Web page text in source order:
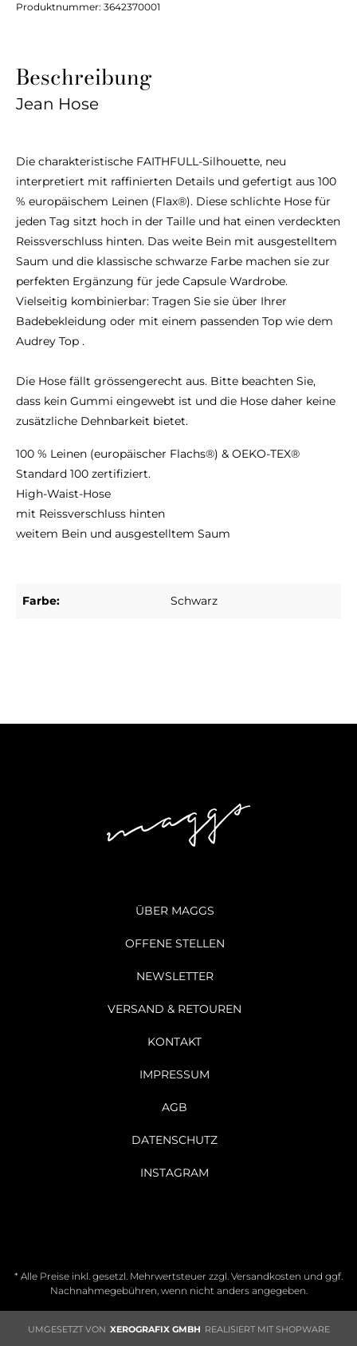
Produktnummer: 3642370001
Beschreibung
Jean Hose
Die charakteristische FAITHFULL-Silhouette, neu
interpretiert mit raffinierten Details und gefertigt aus 100
% europäischem Leinen (Flax®). Diese schlichte Hose für
jeden Tag sitzt hoch in der Taille und hat einen verdeckten
Reissverschluss hinten. Das weite Bein mit ausgestelltem
Saum und die klassische schwarze Farbe machen sie zur
perfekten Ergänzung für jede Capsule Wardrobe.
Vielseitig kombinierbar: Tragen Sie sie über Ihrer
Badebekleidung oder mit einem passenden Top wie dem
Audrey Top .
Die Hose fällt grössengerecht aus. Bitte beachten Sie,
dass kein Gummi eingewebt ist und die Hose daher keine
zusätzliche Dehnbarkeit bietet.
100 % Leinen (europäischer Flachs®) & OEKO-TEX®
Standard 100 zertifiziert.
High-Waist-Hose
mit Reissverschluss hinten
weitem Bein und ausgestelltem Saum
Farbe: Schwarz
ÜBER MAGGS
OFFENE STELLEN
NEWSLETTER
VERSAND & RETOUREN
KONTAKT
IMPRESSUM
AGB
DATENSCHUTZ
INSTAGRAM
* Alle Preise inkl. gesetzl. Mehrwertsteuer zzgl. Versandkosten und ggf.
Nachnahmegebühren, wenn nicht anders angegeben.
UMGESETZT VON XEROGRAFIX GMBH REALISIERT MIT SHOPWARE